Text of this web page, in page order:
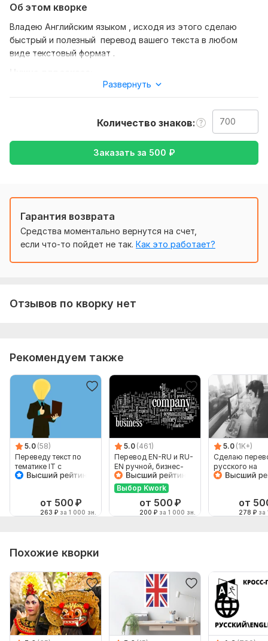
Об этом кворке
Владею Английским языком , исходя из этого сделаю
быстрый и полезный перевод вашего текста в любом
виде текстовый формат .
Ожидаю от вас текст , желательно в формате документа ,
Культура и
искусство,
Недвижимость
с Русского на Английский
Объем услуги в кворке:
Развернуть
Количество знаков
Заказать за 500 ₽
Гарантия возврата
Средства моментально вернутся на счет,
если что-то пойдет не так. Как это работает?
Отзывов по кворку нет
Рекомендуем также
5.0 (58)
Переведу текст по
тематике IT с
английского на
от 500 ₽
263 ₽ за 1 000 зн.
5.0 (461)
Перевод EN-RU и RU-
EN ручной, бизнес-
английский
Выбор Kwork
от 500 ₽
200 ₽ за 1 000 зн.
5.0 (1K+)
Сделаю
русского на
английский и
от
278 ₽ за
Похожие кворки